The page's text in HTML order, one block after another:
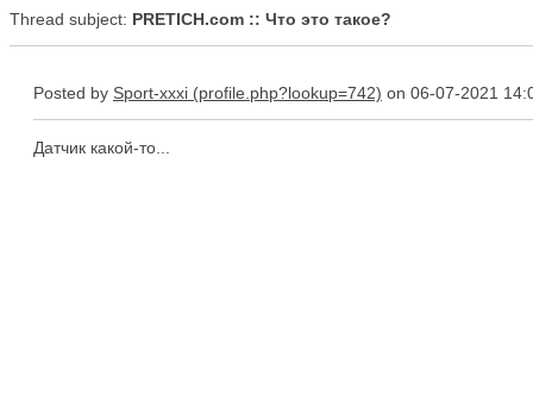
Thread subject: PRETICH.com :: Что это такое?
Posted by Sport-xxxi on 06-07-2021
Датчик какой-то...